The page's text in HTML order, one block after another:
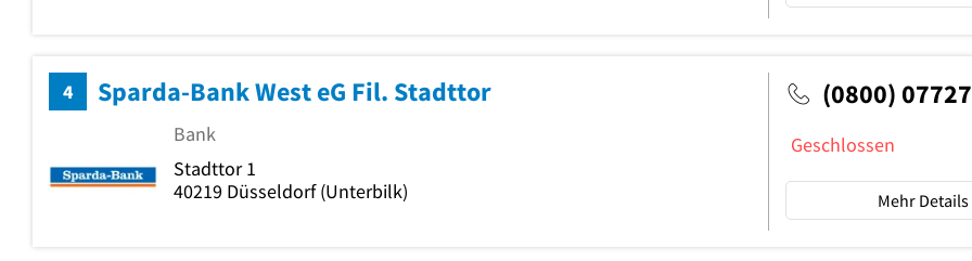
4 Sparda-Bank West eG Fil. Stadttor
Bank
Stadttor 1
40219 Düsseldorf(Unterbilk)
(0800)
Geschlossen
Mehr Details